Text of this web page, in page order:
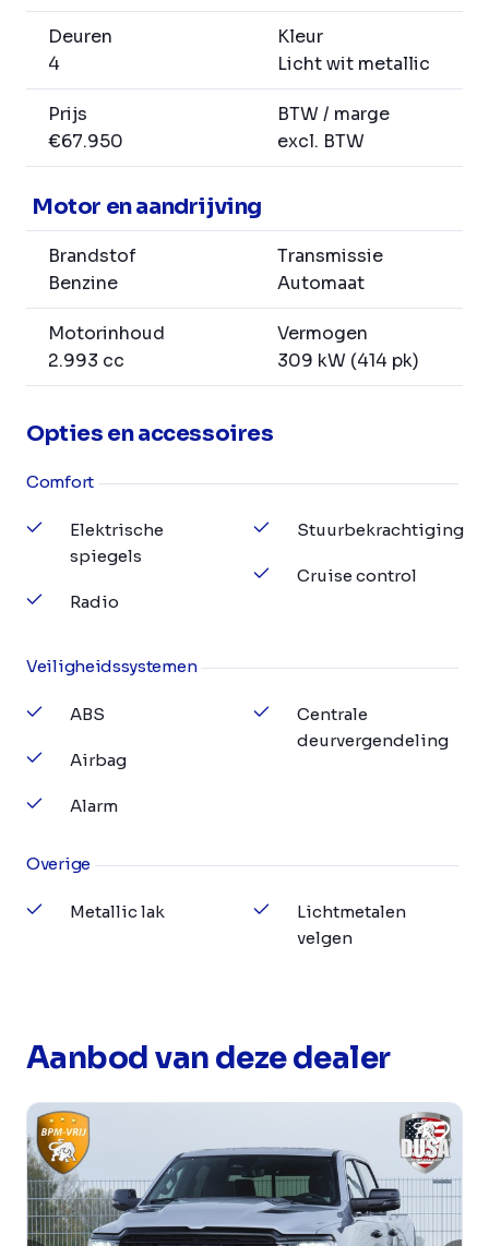
Deuren
4
Kleur
Licht wit metallic
Prijs
€67.950
BTW / marge
excl. BTW
Motor en aandrijving
Brandstof
Benzine
Transmissie
Automaat
Motorinhoud
2.993 cc
Vermogen
309 kW (414 pk)
Opties en accessoires
Comfort
Elektrische
spiegels
Radio
Stuurbekrachtiging
Cruise control
Veiligheidssystemen
ABS
Airbag
Alarm
Centrale
deurvergendeling
Overige
Metallic lak
Lichtmetalen
velgen
Aanbod van deze dealer